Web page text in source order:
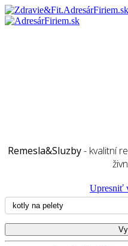
Remesla&Sluzby- kvalitní
Upresniť